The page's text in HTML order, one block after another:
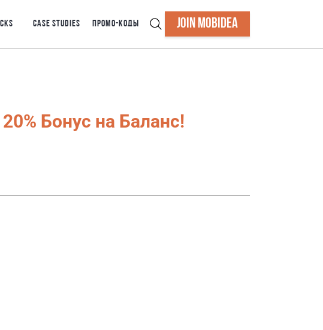
CASE STUDIES ПРОМО-КОДЫ JOIN MOBIDEA
Бонус на Баланс!